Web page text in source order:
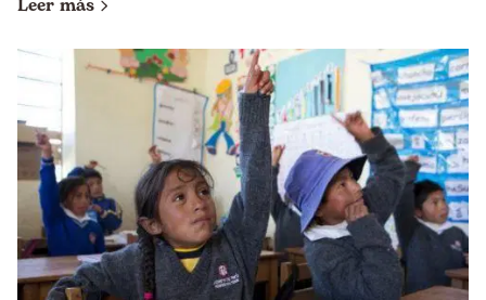
Leer más